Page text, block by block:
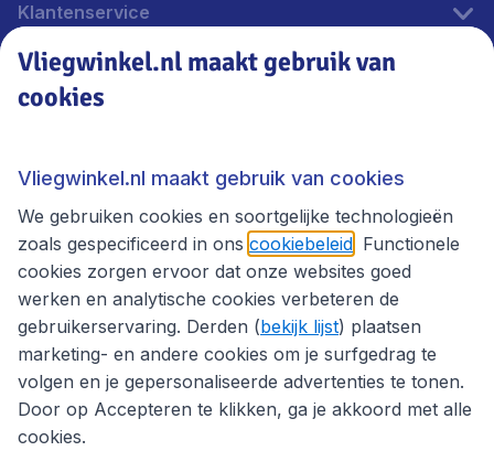
Klantenservice
Vliegwinkel.nl
Thema's
Vliegwinkel.nl maakt gebruik van
cookies
Vliegwinkel.nl maakt gebruik van cookies
We gebruiken cookies en soortgelijke technologieën
zoals gespecificeerd in ons cookiebeleid . Functionele
cookies zorgen ervoor dat onze websites goed
werken en analytische cookies verbeteren de
gebruikerservaring. Derden (bekijk lijst) plaatsen
marketing- en andere cookies om je surfgedrag te
volgen en je gepersonaliseerde advertenties te tonen.
Door op Accepteren te klikken, ga je akkoord met alle
cookies.